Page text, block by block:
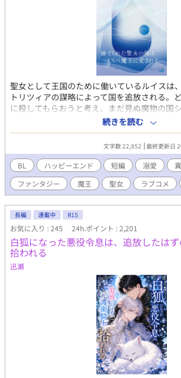
聖女として王国のために働いているルイスは
トリツィアの謀略によって国を追放される。
に殺してもらおうと考え、まだ見ぬ魔物の国
した。しかし旅は序盤から困難を極め、ルイ
に目を覚ましたのは魔王城。目の前にはキラ
いて……？ 「お〜〜〜ヨシヨシヨシ、上手で
おねんねしましょうね？」 赤ちゃんみたいに
スの心は癒されていく。 溺愛よちよち魔王×
短編のファンタジーBLです。お気軽に楽しん
います。
続きを読む
文字数 22,852 最終更新日
BL ハッピーエンド 短編 溺愛
ファンタジー
魔王 聖女 ラブコメ
長編 連載中 R15
お気に入り : 245 24h.ポイント : 2,201
白狐になった悪役令息は、追放したは
拾われる
迅瀬